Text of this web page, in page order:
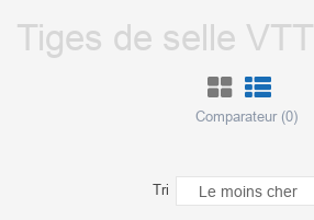
Tiges de selle VTT
Comparateur (0)
Tri Le moins cher